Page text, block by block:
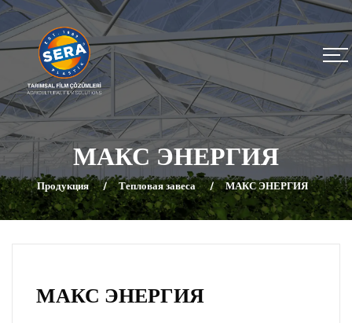
МАКС ЭНЕРГИЯ
Продукция Тепловая завеса МАКС ЭНЕРГИЯ
МАКС ЭНЕРГИЯ